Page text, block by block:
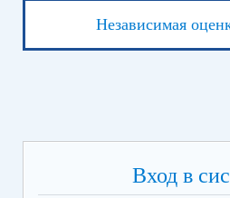
Независимая
Вход в